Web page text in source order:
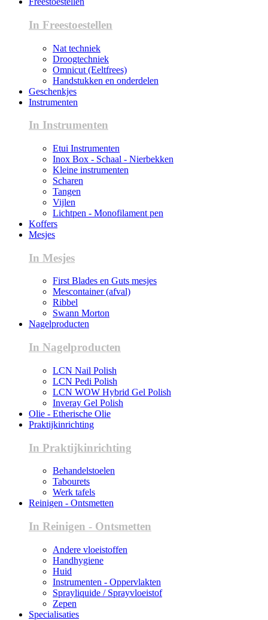
In Freestoestellen
Nat techniek
Droogtechniek
Omnicut (Eeltfrees)
Handstukken en onderdelen
Geschenkjes
Instrumenten
In Instrumenten
Etui Instrumenten
Inox Box - Schaal - Nierbekken
Kleine instrumenten
Scharen
Tangen
Vijlen
Lichtpen - Monofilament pen
Koffers
Mesjes
In Mesjes
First Blades en Guts mesjes
Mescontainer (afval)
Ribbel
Swann Morton
Nagelproducten
In Nagelproducten
LCN Nail Polish
LCN Pedi Polish
LCN WOW Hybrid Gel Polish
Inveray Gel Polish
Olie - Etherische Olie
Praktijkinrichting
In Praktijkinrichting
Behandelstoelen
Tabourets
Werk tafels
Reinigen - Ontsmetten
In Reinigen - Ontsmetten
Andere vloeistoffen
Handhygiene
Huid
Instrumenten - Oppervlakten
Sprayliquide / Sprayvloeistof
Zepen
Specialisaties